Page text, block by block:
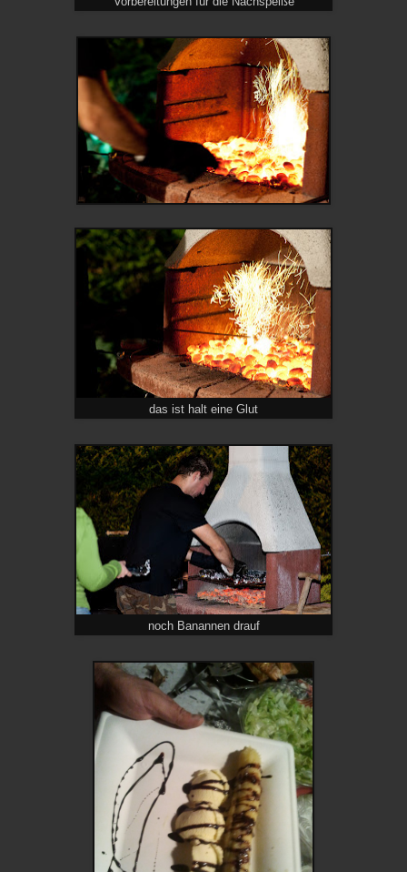
das ist halt eine Glut
noch Banannen drauf